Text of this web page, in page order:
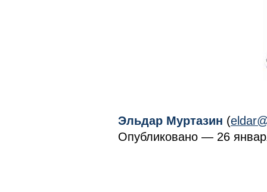
Эльдар Муртазин (
Опубликовано — 26